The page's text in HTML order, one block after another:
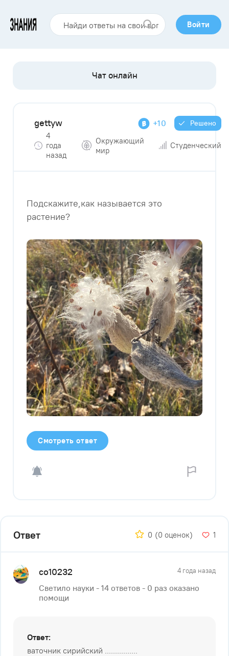
Войти
gettyw +10 Решено
4
года
назад
Окружающий
мир
Студенческий
Подскажите,как называется это
растение?
Смотреть ответ
Ответ 0 (0 оценок) 1
co10232 4 года назад
Светило науки - 14 ответов - 0 раз оказано
помощи
Ответ:
ваточник сирийский ................